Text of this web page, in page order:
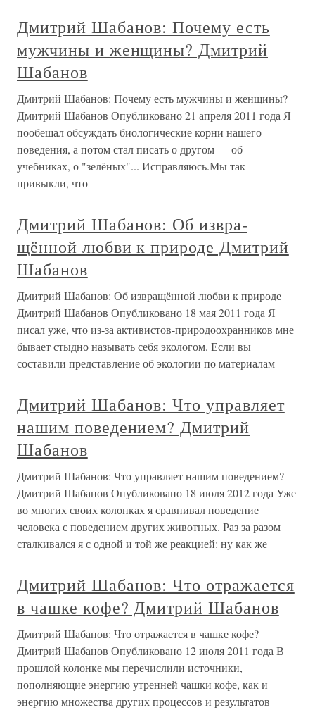
Дмитрий Шабанов: Почему есть
мужчины и женщины? Дмитрий
Шабанов
Дмитрий Шабанов: Почему есть мужчины и женщины?
Дмитрий Шабанов Опубликовано 21 апреля 2011 года Я
пообещал обсуждать биологические корни нашего
поведения, а потом стал писать о другом — об
учебниках, о "зелёных"... Исправляюсь.Мы так
привыкли, что
Дмитрий Шабанов: Об извра­
щённой любви к природе Дмитрий
Шабанов
Дмитрий Шабанов: Об извра­щённой любви к природе
Дмитрий Шабанов Опубликовано 18 мая 2011 года Я
писал уже, что из-за активистов-природоохранников мне
бывает стыдно называть себя экологом. Если вы
составили представление об экологии по материалам
Дмитрий Шабанов: Что управляет
нашим поведением? Дмитрий
Шабанов
Дмитрий Шабанов: Что управляет нашим поведением?
Дмитрий Шабанов Опубликовано 18 июля 2012 года Уже
во многих своих колонках я сравнивал поведение
человека с поведением других животных. Раз за разом
сталкивался я с одной и той же реакцией: ну как же
Дмитрий Шабанов: Что отражается
в чашке кофе? Дмитрий Шабанов
Дмитрий Шабанов: Что отражается в чашке кофе?
Дмитрий Шабанов Опубликовано 12 июля 2011 года В
прошлой колонке мы перечислили источники,
пополняющие энергию утренней чашки кофе, как и
энергию множества других процессов и результатов